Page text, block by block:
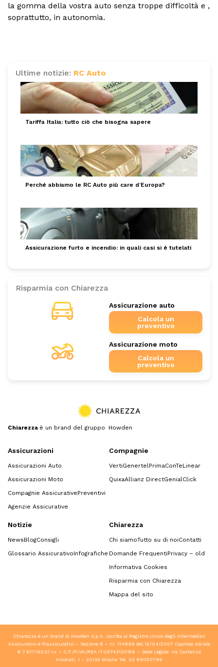
la gomma della vostra auto senza troppe difficoltà e ,
soprattutto, in autonomia.
Ultime notizie: RC Auto
Tariffa Italia: tutto ciò che bisogna sapere
Perché abbiamo le RC Auto più care d’Europa?
Assicurazione furto e incendio: in quali casi si è tutelati
Risparmia con Chiarezza
Assicurazione auto
Calcola un
preventivo
Assicurazione moto
Calcola un
preventivo
Chiarezza è un brand del gruppo Howden
Assicurazioni
Assicurazioni Auto
Assicurazioni Moto
Compagnie AssicurativePreventivi
Agenzie Assicurative
Compagnie
VertiGenertel PrimaConTeLinear
QuixaAllianz DirectGenialClick
Notizie
NewsBlogConsigli
Glossario AssicurativoInfografiche
Chiarezza
Chi siamoTutto su di noiContatti
Domande FrequentiPrivacy – old
Informativa Cookies
Risparmia con Chiarezza
Mappa del sito
Chiarezza è un brand di Howden S.p.A. Iscritta al Registro Unico degli Intermediari
Assicurativi e Riassicurativi – Sezione B – nr. 114899 del 16/04/2007 Capitale sociale
€ 7.617.193,51 i.v. – C.F./P.IVA/REA IT09743130156 – Sede Legale: via Costanza
Arconati, 1 – 20135 Milano Tel. 02 89050796